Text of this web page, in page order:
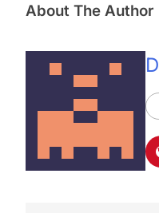
About The Author